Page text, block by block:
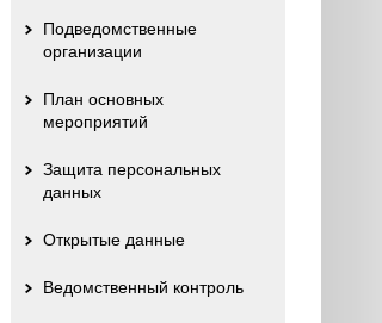
Подведомственные
организации
План основных
мероприятий
Защита персональных
данных
Открытые данные
Ведомственный контроль